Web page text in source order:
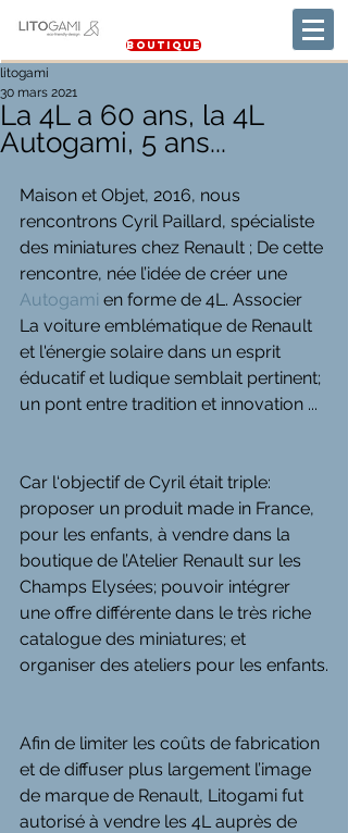
Boutique
La 4L a 60 ans, la 4L
Autogami, 5 ans...
litogami
30 mars 2021
Maison et Objet, 2016, nous
rencontrons Cyril Paillard, spécialiste
des miniatures chez Renault ; De cette
rencontre, née l’idée de créer une
Autogami en forme de 4L. Associer
La voiture emblématique de Renault
et l'énergie solaire dans un esprit
éducatif et ludique semblait pertinent;
un pont entre tradition et innovation ...
Car l‘objectif de Cyril était triple:
proposer un produit made in France,
pour les enfants, à vendre dans la
boutique de l’Atelier Renault sur les
Champs Elysées; pouvoir intégrer
une offre différente dans le très riche
catalogue des miniatures; et
organiser des ateliers pour les enfants.
Afin de limiter les coûts de fabrication
et de diffuser plus largement l’image
de marque de Renault, Litogami fut
autorisé à vendre les 4L auprès de